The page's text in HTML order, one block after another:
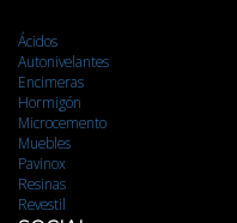
Ácidos
Autonivelantes
Encimeras
Hormigón
Microcemento
Muebles
Pavinox
Resinas
Revestil